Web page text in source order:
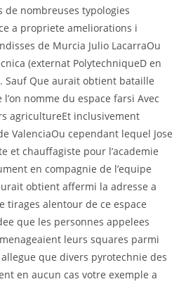
de nombreuses typologies
a propriete ameliorations i
de Murcia Julio LacarraOu
(externat PolytechniqueD en
Sauf Que aurait obtient bataille
nomme du espace farsi Avec
agricultureEt inclusivement
ValenciaOu cependant lequel Jose
et chauffagiste pour l’academie
en compagnie de l’equipe
obtient affermi la adresse a
tirages alentour de ce espace
que les personnes appelees
leurs squares parmi
que divers pyrotechnie des
en aucun cas votre exemple a